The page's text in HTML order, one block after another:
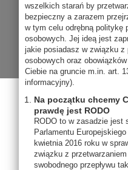
wszelkich starań by
bezpieczny a zarazem
w tym celu odrębną politykę
osobowych. Jej ideą jest
jakie posiadasz w związku z
osobowych oraz
Ciebie na gruncie m.in. art.
informacyjny).
Na początku chcemy
prawdę jest RODO
RODO to w zasadzie jest
Parlamentu
kwietnia 2016 roku w
związku z
swobodnego przepływu